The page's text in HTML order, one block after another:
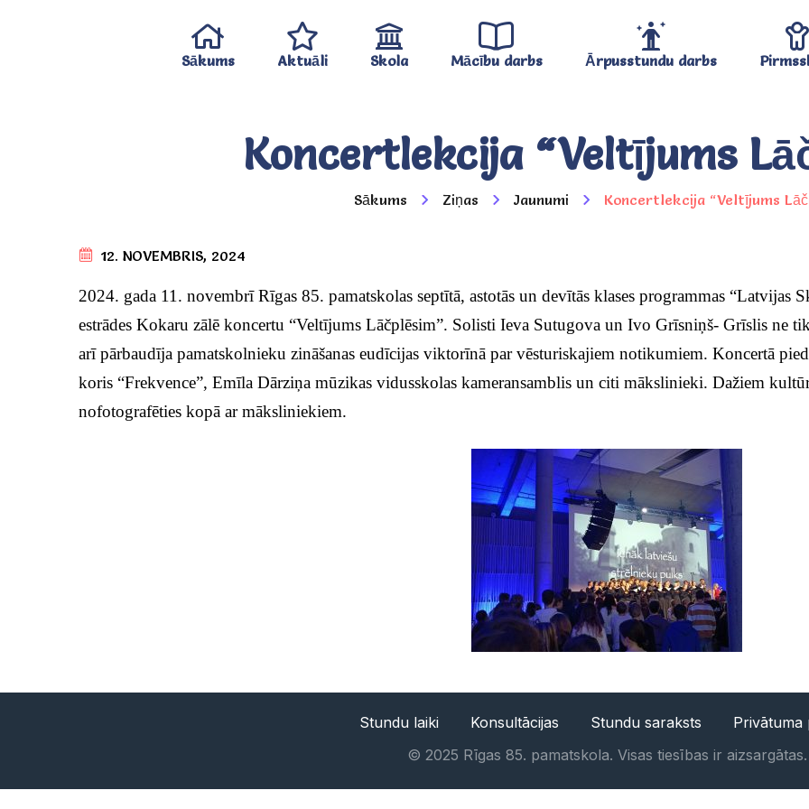
Sākums Aktuāli Skola Mācību darbs Ārpusstundu darbs
Koncertlekcija “Veltījums
Sākums Ziņas Jaunumi Koncertlekcija “Veltījums
12. NOVEMBRIS, 2024
2024. gada 11. novembrī Rīgas 85. pamatskolas septītā, astotās un devītās klases programmas “Latvijas
estrādes Kokaru zālē koncertu “Veltījums Lāčplēsim”. Solisti Ieva Sutugova un Ivo Grīsniņš- Grīslis ne
arī pārbaudīja pamatskolnieku zināšanas eudīcijas viktorīnā par vēsturiskajiem notikumiem. Koncertā
koris “Frekvence”, Emīla Dārziņa mūzikas vidusskolas kameransamblis un citi mākslinieki. Dažiem
nofotografēties kopā ar māksliniekiem.
Stundu laiki Konsultācijas Stundu saraksts
Privātuma
© 2025 Rīgas 85. pamatskola. Visas tiesības ir aizsargātas.